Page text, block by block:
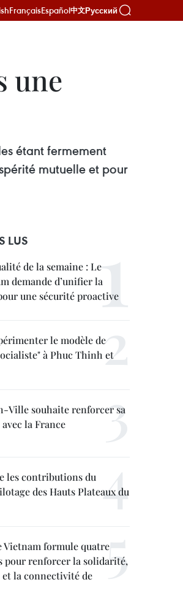
FrançaisEspañol中文Русский
une
étant fermement
mutuelle et pour
LUS
de la semaine : Le
demande d’unifier la
une sécurité proactive
le modèle de
à Phuc Thinh et
Ville souhaite renforcer sa
la France
les contributions du
des Hauts Plateaux du
Vietnam formule quatre
pour renforcer la solidarité,
la connectivité de